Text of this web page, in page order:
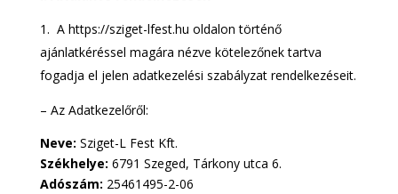
A https://sziget-lfest.hu oldalon történő
ajánlatkéréssel magára nézve kötelezőnek tartva
fogadja el jelen adatkezelési szabályzat rendelkezéseit.
– Az Adatkezelőről:
Neve: Sziget-L Fest Kft.
Székhelye: 6791 Szeged, Tárkony utca 6.
Adószám: 25461495-2-06